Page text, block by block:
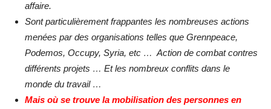
affaire.
Sont particulièrement frappantes les nombreuses actions
menées par des organisations telles que Grennpeace,
Podemos, Occupy, Syria, etc … Action de combat contres
différents projets … Et les nombreux conflits dans le
monde du travail …
Mais où se trouve la mobilisation des personnes en